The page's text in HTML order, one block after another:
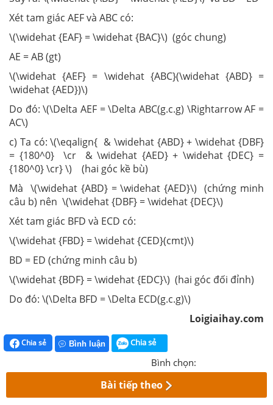
Xét tam giác AEF và ABC có:
\(\widehat {EAF} = \widehat {BAC}\) (góc chung)
AE = AB (gt)
\(\widehat {AEF} = \widehat {ABC}(\widehat {ABD} =
\widehat {AED})\)
Do đó: \(\Delta AEF = \Delta ABC(g.c.g) \Rightarrow AF =
AC\)
c) Ta có: \(\eqalign{ & \widehat {ABD} + \widehat {DBF}
= {180^0} \cr & \widehat {AED} + \widehat {DEC} =
{180^0} \cr} \) (hai góc kề bù)
Mà \(\widehat {ABD} = \widehat {AED}\) (chứng minh
câu b) nên \(\widehat {DBF} = \widehat {DEC}\)
Xét tam giác BFD và ECD có:
\(\widehat {FBD} = \widehat {CED}(cmt)\)
BD = ED (chứng minh câu b)
\(\widehat {BDF} = \widehat {EDC}\) (hai góc đối đỉnh)
Do đó: \(\Delta BFD = \Delta ECD(g.c.g)\)
Loigiaihay.com
Chia sẻ Bình luận Chia sẻ
Bình chọn:
Bài tiếp theo